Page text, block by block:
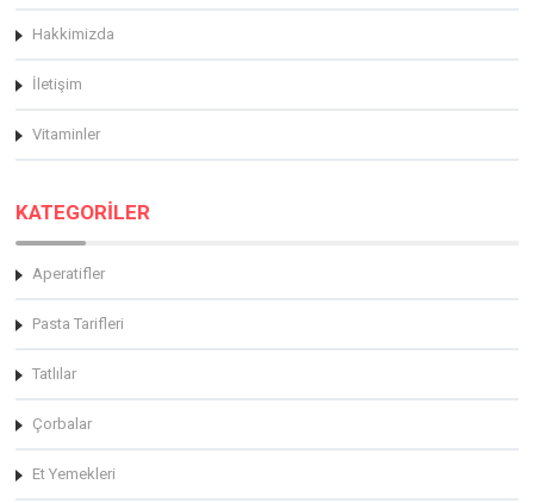
Hakkimizda
İletişim
Vitaminler
KATEGORİLER
Aperatifler
Pasta Tarifleri
Tatlılar
Çorbalar
Et Yemekleri